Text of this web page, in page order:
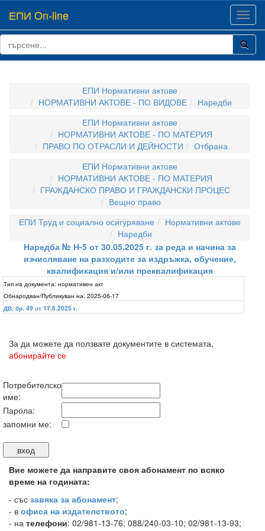
ЕПИ On-line
ЕПИ Нормативни актове
НОРМАТИВНИ АКТОВЕ - ПО ВИДОВЕ
Наредби
ЕПИ Нормативни актове
НОРМАТИВНИ АКТОВЕ - ПО МАТЕРИЯ
ПРАВО ПО ОТРАСЛИ И ДЕЙНОСТИ
Отбрана
ЕПИ Нормативни актове
НОРМАТИВНИ АКТОВЕ - ПО МАТЕРИЯ
ГРАЖДАНСКО ПРАВО И ГРАЖДАНСКИ ПРОЦЕС
Вещно право
ЕПИ Труд и социално осигуряване
Нормативни актове
Наредби
Наредба № Н-5 от 30.05.2025 г. за реда и начина за
изчисляване на разходите за издръжка, обучение,
квалификация и/или преквалификация
Тип на документа: нормативен акт
Обнародван/Публикуван на: 2025-06-17
ДВ, бр. 49 от 17.6.2025 г.
За да можете да ползвате документите в системата,
абонирайте се
Потребителско
име:
Парола:
запомни ме:
Вие можете да направите своя абонамент по всяко
време на годината:
- със завяка за абонамент;
- в офиса на издателството;
- на телефони: 02/981-13-76; 088/240-03-10; 02/981-13-93;